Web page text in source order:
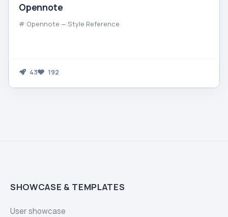
Opennote
# Opennote — Style Reference
43 192
SHOWCASE & TEMPLATES
User showcase